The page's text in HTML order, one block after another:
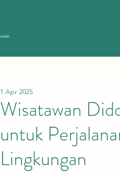
Wisatawan
untuk
Lingkungan
1 Apr 2025